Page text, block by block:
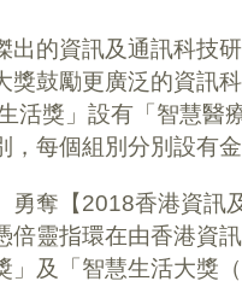
出的資訊及通訊科技
獎鼓勵更廣泛的資訊
活獎」設有「智慧醫
，每個組別分別設有
勇奪【2018香港資訊
倍靈指環在由香港資
」及「智慧生活大獎